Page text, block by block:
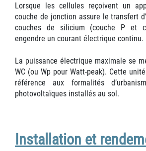
Lorsque les cellules reçoivent un
couche de jonction assure le transfert
couches de silicium (couche P et
engendre un courant électrique continu.
La puissance électrique maximale se
WC (ou Wp pour Watt-peak). Cette
référence aux formalités
photovoltaïques installés au sol.
Installation et